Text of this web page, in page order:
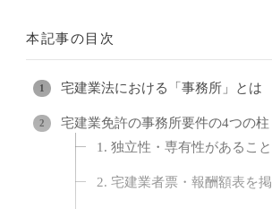
本記事の目次
宅建業法における「事務所」とは
宅建業免許の事務所要件の4つの柱
1. 独立性・専有性があること
2. 宅建業者票・報酬額表を